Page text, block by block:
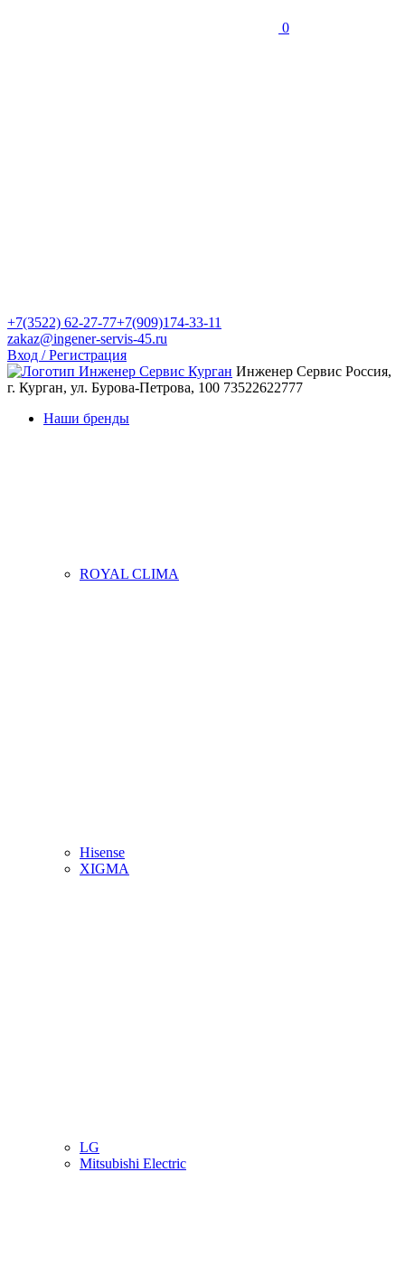
0
+7(3522) 62-27-77+7(909)174-33-11
zakaz@ingener-servis-45.ru
Вход / Регистрация
Инженер Сервис Россия,
г. Курган, ул. Бурова-Петрова, 100 73522622777
Наши бренды
ROYAL CLIMA
Hisense
XIGMA
LG
Mitsubishi Electric